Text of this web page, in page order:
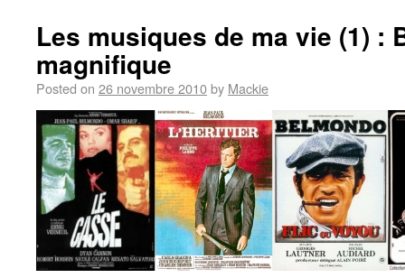
Les musiques de ma vie (1) :
magnifique
Posted on 26 novembre 2010by Mackie